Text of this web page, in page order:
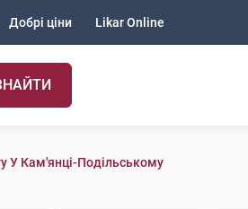
Добрі ціни Likar Online
У Кам'янці-Подільському